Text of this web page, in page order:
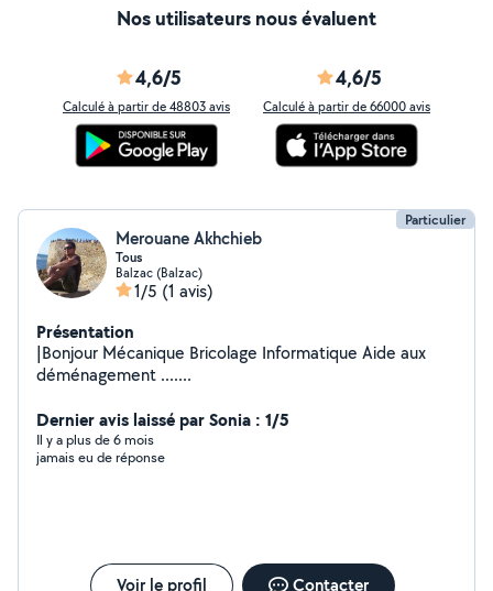
Nos utilisateurs nous évaluent
4,6/5
Calculé à partir de 48803 avis
4,6/5
Calculé à partir de 66000 avis
Particulier
Merouane Akhchieb
Tous
Balzac (Balzac)
1/5 (1 avis)
Présentation
|Bonjour Mécanique Bricolage Informatique Aide aux
déménagement .......
Dernier avis laissé par Sonia : 1/5
Il y a plus de 6 mois
jamais eu de réponse
Voir le profil Contacter